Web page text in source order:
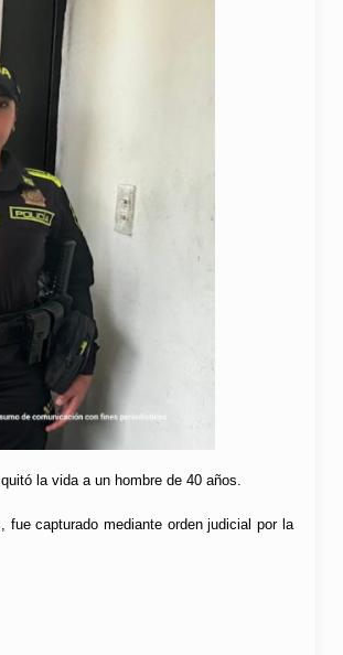
la vida a un hombre de 40 años.
capturado mediante orden judicial por la